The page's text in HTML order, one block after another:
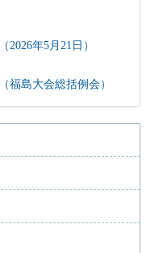
年5月21日）
福島大会総括例会）
伊予史談会との合同例
加能地域史研究会との
年9月27日）